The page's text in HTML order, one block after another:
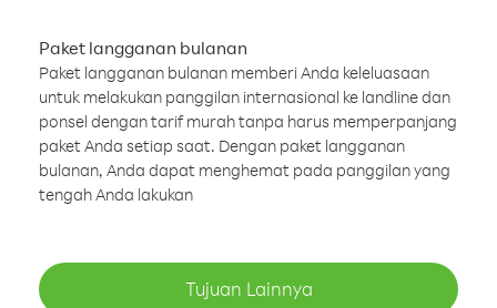
Paket langganan bulanan
Paket langganan bulanan memberi Anda keleluasaan
untuk melakukan panggilan internasional ke landline dan
ponsel dengan tarif murah tanpa harus memperpanjang
paket Anda setiap saat. Dengan paket langganan
bulanan, Anda dapat menghemat pada panggilan yang
tengah Anda lakukan
Tujuan Lainnya